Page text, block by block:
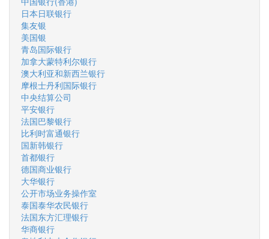
日本日联银行
集友银
美国银
青岛国际银行
加拿大蒙特利尔银行
澳大利亚和新西兰银行
摩根士丹利国际银行
中央结算公司
平安银行
法国巴黎银行
比利时富通银行
国新韩银行
首都银行
德国商业银行
大华银行
公开市场业务操作室
泰国泰华农民银行
法国东方汇理银行
华商银行